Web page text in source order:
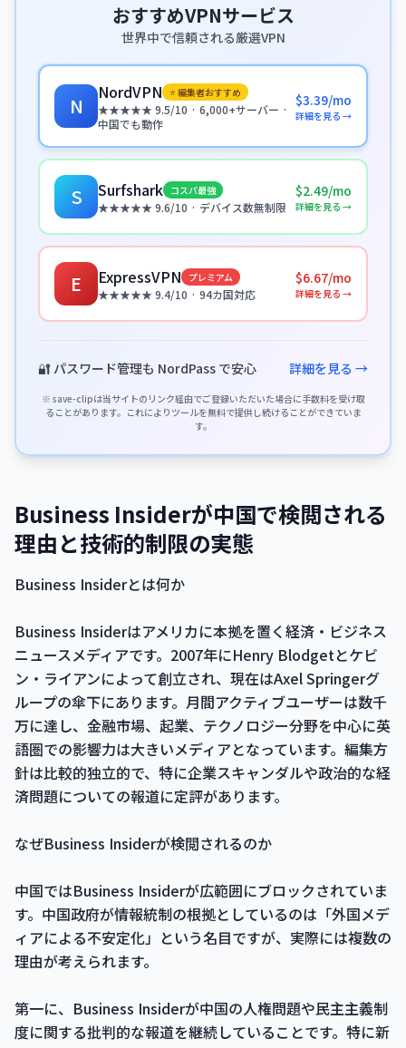
おすすめVPNサービス
世界中で信頼される厳選VPN
N
NordVPN ⭐ 編集者おすすめ
★★★★★ 9.5/10 · 6,000+サーバー ·
中国でも動作
$3.39/mo
詳細を見る →
S Surfshark コスパ最強
★★★★★ 9.6/10 · デバイス数無制限
$2.49/mo
詳細を見る →
E ExpressVPN プレミアム
★★★★★ 9.4/10 · 94カ国対応
$6.67/mo
詳細を見る →
🔐 パスワード管理も NordPass で安心 詳細を見る →
※ save-clipは当サイトのリンク経由でご登録いただいた場合に手数料を受け取
ることがあります。これによりツールを無料で提供し続けることができていま
す。
Business Insiderが中国で検閲される
理由と技術的制限の実態
Business Insiderとは何か
Business Insiderはアメリカに本拠を置く経済・ビジネス
ニュースメディアです。2007年にHenry Blodgetとケビ
ン・ライアンによって創立され、現在はAxel Springerグ
ループの傘下にあります。月間アクティブユーザーは数千
万に達し、金融市場、起業、テクノロジー分野を中心に英
語圏での影響力は大きいメディアとなっています。編集方
針は比較的独立的で、特に企業スキャンダルや政治的な経
済問題についての報道に定評があります。
なぜBusiness Insiderが検閲されるのか
中国ではBusiness Insiderが広範囲にブロックされていま
す。中国政府が情報統制の根拠としているのは「外国メデ
ィアによる不安定化」という名目ですが、実際には複数の
理由が考えられます。
第一に、Business Insiderが中国の人権問題や民主主義制
度に関する批判的な報道を継続していることです。特に新